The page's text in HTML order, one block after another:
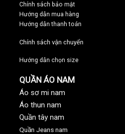
Chính sách bảo mật
Hướng dẫn mua hàng
Hướng dẫn thanh toán
Chính sách vận chuyển
Hướng dẫn chọn size
QUẦN ÁO NAM
Áo sơ mi nam
Áo thun nam
Quần tây nam
Quần Jeans nam